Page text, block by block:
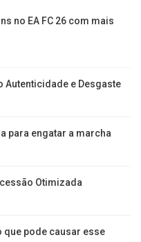
no EA FC 26 com mais
Autenticidade e Desgaste
para engatar a marcha
Otimizada
pode causar esse